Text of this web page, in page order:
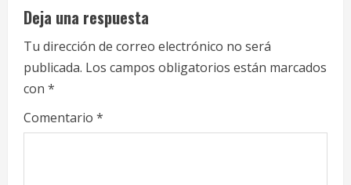
R
e
a
d
Deja una respuesta
Tu dirección de correo electrónico no será
publicada. Los campos obligatorios están marcados
con *
Comentario *